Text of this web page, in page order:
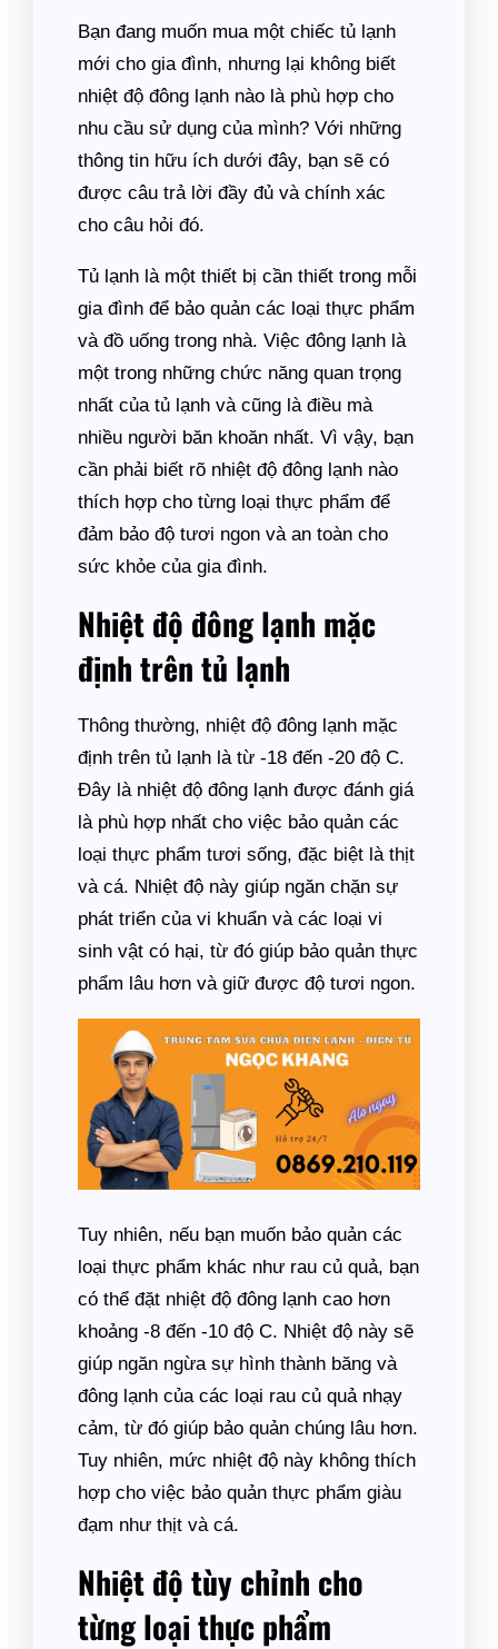
Bạn đang muốn mua một chiếc tủ lạnh
mới cho gia đình, nhưng lại không biết
nhiệt độ đông lạnh nào là phù hợp cho
nhu cầu sử dụng của mình? Với những
thông tin hữu ích dưới đây, bạn sẽ có
được câu trả lời đầy đủ và chính xác
cho câu hỏi đó.
Tủ lạnh là một thiết bị cần thiết trong mỗi
gia đình để bảo quản các loại thực phẩm
và đồ uống trong nhà. Việc đông lạnh là
một trong những chức năng quan trọng
nhất của tủ lạnh và cũng là điều mà
nhiều người băn khoăn nhất. Vì vậy, bạn
cần phải biết rõ nhiệt độ đông lạnh nào
thích hợp cho từng loại thực phẩm để
đảm bảo độ tươi ngon và an toàn cho
sức khỏe của gia đình.
Nhiệt độ đông lạnh mặc
định trên tủ lạnh
Thông thường, nhiệt độ đông lạnh mặc
định trên tủ lạnh là từ -18 đến -20 độ C.
Đây là nhiệt độ đông lạnh được đánh giá
là phù hợp nhất cho việc bảo quản các
loại thực phẩm tươi sống, đặc biệt là thịt
và cá. Nhiệt độ này giúp ngăn chặn sự
phát triển của vi khuẩn và các loại vi
sinh vật có hại, từ đó giúp bảo quản thực
phẩm lâu hơn và giữ được độ tươi ngon.
Tuy nhiên, nếu bạn muốn bảo quản các
loại thực phẩm khác như rau củ quả, bạn
có thể đặt nhiệt độ đông lạnh cao hơn
khoảng -8 đến -10 độ C. Nhiệt độ này sẽ
giúp ngăn ngừa sự hình thành băng và
đông lạnh của các loại rau củ quả nhạy
cảm, từ đó giúp bảo quản chúng lâu hơn.
Tuy nhiên, mức nhiệt độ này không thích
hợp cho việc bảo quản thực phẩm giàu
đạm như thịt và cá.
Nhiệt độ tùy chỉnh cho
từng loại thực phẩm